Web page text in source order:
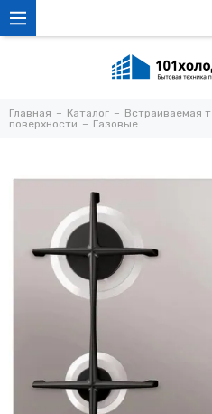
Главная Каталог Встраиваемая
поверхности
Газовые